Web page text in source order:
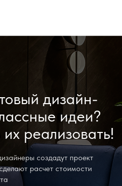
дизайн-
идеи?
реализовать!
создадут проект
расчет стоимости